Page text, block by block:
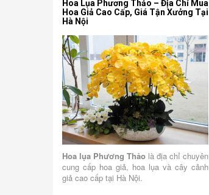
Hoa Lụa Phương Thảo – Địa Chỉ Mua
Hoa Giả Cao Cấp, Giá Tận Xưởng Tại
Hà Nội
Hoa lụa Phương Thảo là địa chỉ chuyên
cung cấp hoa giả, hoa lụa và cây cảnh
giả cao cấp tại Hà Nội.